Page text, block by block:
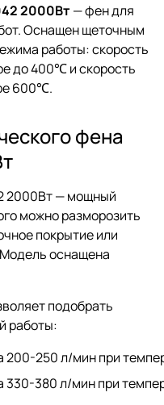
2000Вт— фен для
Оснащен щеточным
работы: скорость
до 400℃ и скорость
600℃.
фена
2000Вт — мощный
можно разморозить
покрытие или
оснащена
подобрать
работы:
200-250 л/мин при
330-380 л/мин при